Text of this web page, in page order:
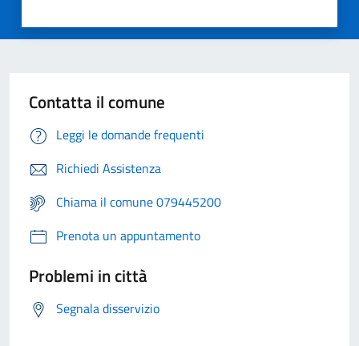
Contatta il comune
Leggi le domande frequenti
Richiedi Assistenza
Chiama il comune 079445200
Prenota un appuntamento
Problemi in città
Segnala disservizio